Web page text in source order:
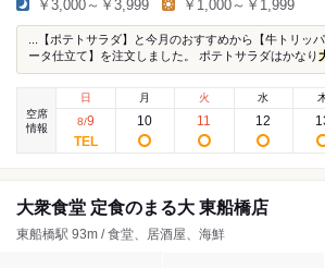
￥3,000～￥3,999 ￥1,000～￥1,999
...【ポテトサラダ】と今月のおすすめから【牛トリッ
ータ仕立て】を注文しました。 ポテトサラダはかなり
空席
情報
日
8/9
月
10
火
11
水
12
大衆食堂 定食のまる大 東船橋店
東船橋駅 93m / 食堂、居酒屋、海鮮